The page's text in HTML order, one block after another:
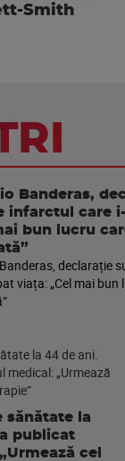
Smith
Banderas,
infarctul care
bun lucru
declarație
viața: „Cel mai
sănătate la
publicat
cel